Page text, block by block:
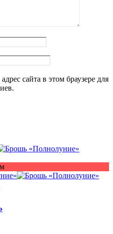
сайта в этом браузере для